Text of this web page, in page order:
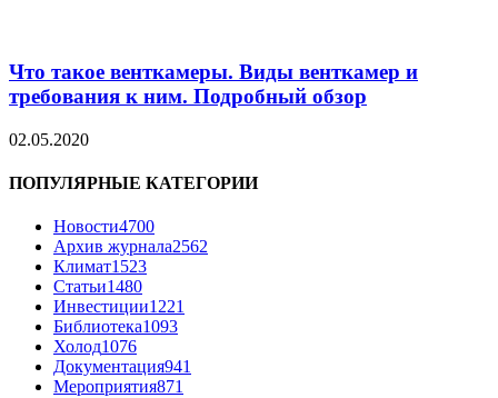
Что такое венткамеры. Виды венткамер и
требования к ним. Подробный обзор
02.05.2020
ПОПУЛЯРНЫЕ КАТЕГОРИИ
Новости4700
Архив журнала2562
Климат1523
Статьи1480
Инвестиции1221
Библиотека1093
Холод1076
Документация941
Мероприятия871